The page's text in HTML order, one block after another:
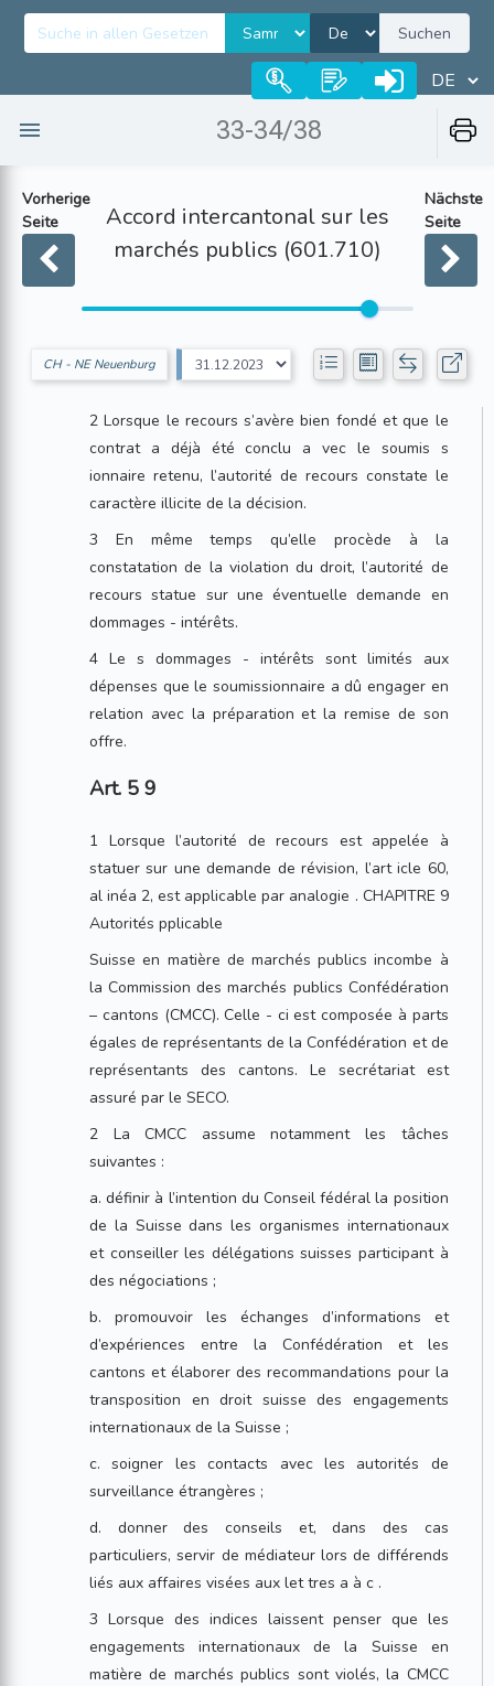
Suchen
33-34/38
Vorherige
Seite
Accord intercantonal sur les
marchés publics (601.710)
Nächste
Seite
CH - NE Neuenburg
2 Lorsque le recours s’avère bien fondé et que le
contrat a déjà été conclu a vec le soumis s
ionnaire retenu, l’autorité de recours constate le
caractère illicite de la décision.
3 En même temps qu’elle procède à la
constatation de la violation du droit, l’autorité de
recours statue sur une éventuelle demande en
dommages - intérêts.
4 Le s dommages - intérêts sont limités aux
dépenses que le soumissionnaire a dû engager en
relation avec la préparation et la remise de son
offre.
Art. 5 9
1 Lorsque l’autorité de recours est appelée à
statuer sur une demande de révision, l’art icle 60,
al inéa 2, est applicable par analogie . CHAPITRE 9
Autorités pplicable
Suisse en matière de marchés publics incombe à
la Commission des marchés publics Confédération
– cantons (CMCC). Celle - ci est composée à parts
égales de représentants de la Confédération et de
représentants des cantons. Le secrétariat est
assuré par le SECO.
2 La CMCC assume notamment les tâches
suivantes :
a. définir à l’intention du Conseil fédéral la position
de la Suisse dans les organismes internationaux
et conseiller les délégations suisses participant à
des négociations ;
b. promouvoir les échanges d’informations et
d’expériences entre la Confédération et les
cantons et élaborer des recommandations pour la
transposition en droit suisse des engagements
internationaux de la Suisse ;
c. soigner les contacts avec les autorités de
surveillance étrangères ;
d. donner des conseils et, dans des cas
particuliers, servir de médiateur lors de différends
liés aux affaires visées aux let tres a à c .
3 Lorsque des indices laissent penser que les
engagements internationaux de la Suisse en
matière de marchés publics sont violés, la CMCC